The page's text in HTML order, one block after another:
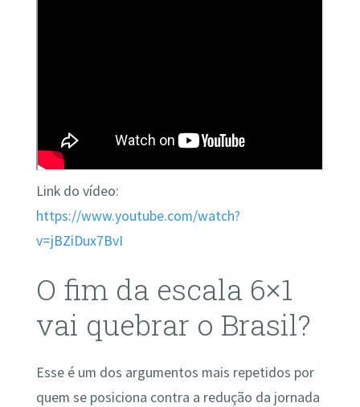
Link do vídeo:
https://www.youtube.com/watch?
v=jBZiDux7BvI
O fim da escala 6×1
vai quebrar o Brasil?
Esse é um dos argumentos mais repetidos por
quem se posiciona contra a redução da jornada